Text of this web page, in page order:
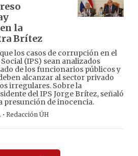
la
Brítez
los casos de corrupción en el
(IPS) sean analizados
de los funcionarios públicos y
alcanzar al sector privado
irregulares. Sobre la
del IPS Jorge Brítez, señaló
presunción de inocencia.
· Redacción ÚH